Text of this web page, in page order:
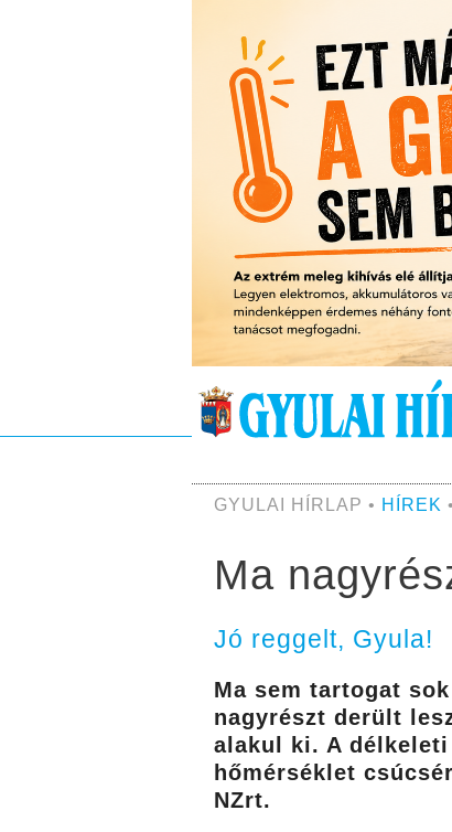
GYULAI HÍRLAP • HÍREK
Ma
Jó reggelt, Gyula!
Ma sem tartogat
nagyrészt derült
alakul ki. A
hőmérséklet
NZrt.